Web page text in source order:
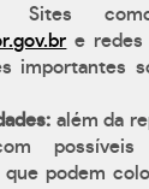
Sites
e redes
importantes
além da
possíveis
que podem